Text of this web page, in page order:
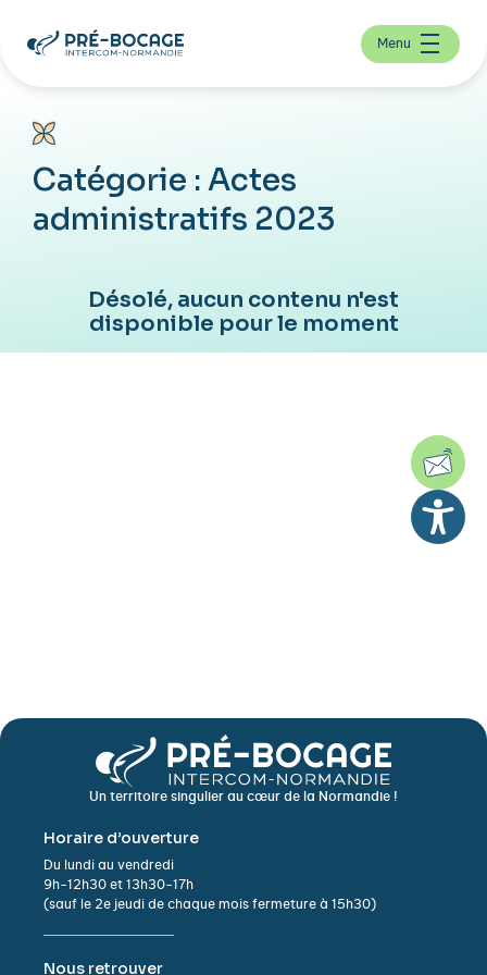
Menu
Catégorie : Actes
administratifs 2023
Désolé, aucun contenu n'est
disponible pour le moment
Un territoire singulier au cœur de la Normandie !
Horaire d’ouverture
Du lundi au vendredi
9h-12h30 et 13h30-17h
(sauf le 2e jeudi de chaque mois fermeture à 15h30)
Nous retrouver